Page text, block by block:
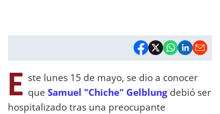
E ste lunes 15 de mayo, se dio a conocer
que Samuel "Chiche" Gelblung debió ser
hospitalizado tras una preocupante